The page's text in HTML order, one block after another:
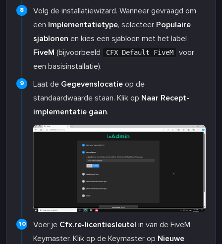
Volg de installatiewizard. Wanneer gevraagd om
een Implementatietype, selecteer Populaire
sjablonen en kies een sjabloon met het label
FiveM (bijvoorbeeld CFX Default FiveM
voor
een basisinstallatie).
Laat de Gegevenslocatie op de
standaardwaarde staan. Klik op Naar Recept-
implementatie gaan.
Voer je Cfx.re-licentiesleutel in van de FiveM
Keymaster. Klik op de Keymaster op Nieuwe